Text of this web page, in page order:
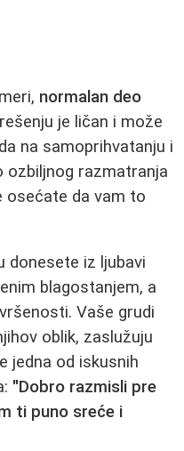
normalan deo
je ličan i može
na samoprihvatanju i
ozbiljnog razmatranja
osećate da vam to
donesete iz ljubavi
blagostanjem, a
Vaše grudi
oblik, zaslužuju
jedna od iskusnih
"Dobro razmisli pre
ti puno sreće i